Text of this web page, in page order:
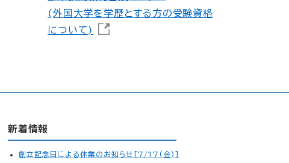
(外国大学を学歴とする方の受験資格
について)
新着情報
創立記念日による休業のお知らせ[7/17(金)]